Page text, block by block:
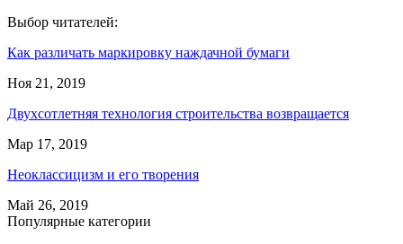
Выбор читателей:
Как различать маркировку наждачной бумаги
Ноя 21, 2019
Двухсотлетняя технология строительства возвращается
Мар 17, 2019
Неоклассицизм и его творения
Май 26, 2019
Популярные категории